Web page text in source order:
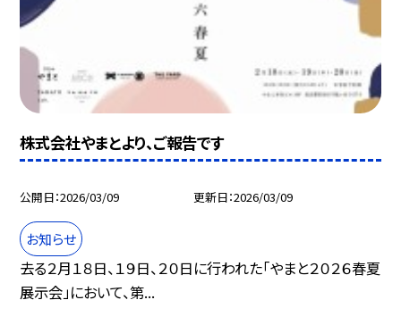
株式会社やまとより、ご報告です
公開日 2026/03/09 更新日 2026/03/09
お知らせ
去る２月１８日、１９日、２０日に行われた「やまと２０２６春夏
展示会」において、第...